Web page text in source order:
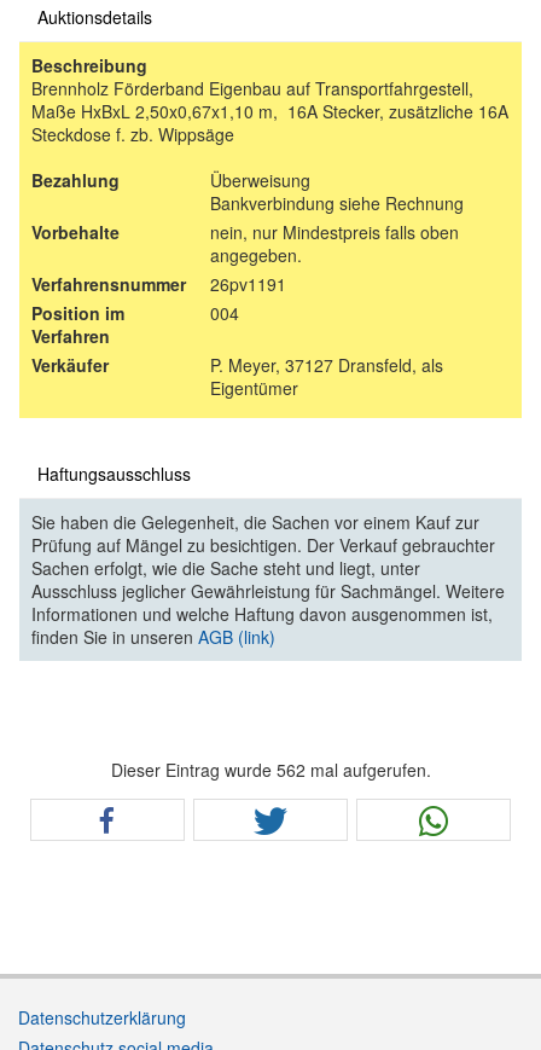
Auktionsdetails
Beschreibung
Brennholz Förderband Eigenbau auf Transportfahrgestell,
Maße HxBxL 2,50x0,67x1,10 m, 16A Stecker, zusätzliche 16A
Steckdose f. zb. Wippsäge
Bezahlung
Überweisung
Bankverbindung siehe Rechnung
Vorbehalte
nein, nur Mindestpreis falls oben
angegeben.
Verfahrensnummer
26pv1191
Position im
Verfahren
004
Verkäufer
P. Meyer, 37127 Dransfeld, als
Eigentümer
Haftungsausschluss
Sie haben die Gelegenheit, die Sachen vor einem Kauf zur
Prüfung auf Mängel zu besichtigen. Der Verkauf gebrauchter
Sachen erfolgt, wie die Sache steht und liegt, unter
Ausschluss jeglicher Gewährleistung für Sachmängel. Weitere
Informationen und welche Haftung davon ausgenommen ist,
finden Sie in unseren AGB (link)
Dieser Eintrag wurde 562 mal aufgerufen.
Datenschutzerklärung